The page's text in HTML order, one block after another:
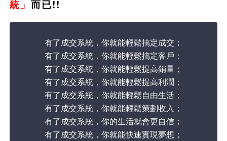
統」而已!!
有了成交系統，你就能輕鬆搞定成交；
有了成交系統，你就能輕鬆搞定客戶；
有了成交系統，你就能輕鬆提高銷量；
有了成交系統，你就能輕鬆提高利潤；
有了成交系統，你就能輕鬆自由生活；
有了成交系統，你就能輕鬆策劃收入；
有了成交系統，你的生活就會更自信；
有了成交系統，你就能快速實現夢想；